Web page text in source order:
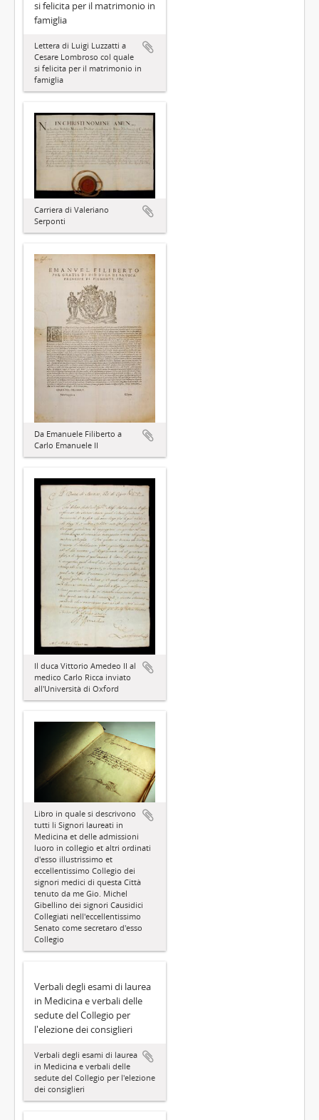
si felicita per il matrimonio in
famiglia
Lettera di Luigi Luzzatti a
Cesare Lombroso col quale
si felicita per il matrimonio in
famiglia
Carriera di Valeriano
Serponti
Da Emanuele Filiberto a
Carlo Emanuele II
Il duca Vittorio Amedeo II al
medico Carlo Ricca inviato
all'Università di Oxford
Libro in quale si descrivono
tutti li Signori laureati in
Medicina et delle admissioni
luoro in collegio et altri ordinati
d'esso illustrissimo et
eccellentissimo Collegio dei
signori medici di questa Città
tenuto da me Gio. Michel
Gibellino dei signori Causidici
Collegiati nell'eccellentissimo
Senato come secretaro d'esso
Collegio
Verbali degli esami di laurea
in Medicina e verbali delle
sedute del Collegio per
l'elezione dei consiglieri
Verbali degli esami di laurea
in Medicina e verbali delle
sedute del Collegio per l'elezione
dei consiglieri